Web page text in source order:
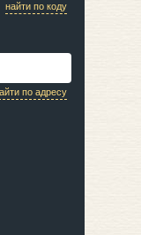
найти по коду
по адресу